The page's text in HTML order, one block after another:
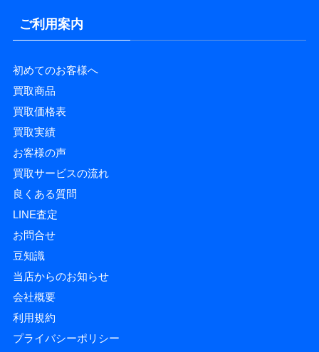
ご利用案内
初めてのお客様へ
買取商品
買取価格表
買取実績
お客様の声
買取サービスの流れ
良くある質問
LINE査定
お問合せ
豆知識
当店からのお知らせ
会社概要
利用規約
プライバシーポリシー